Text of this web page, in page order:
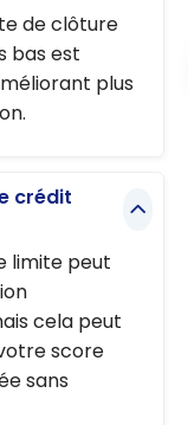
de clôture
bas est
plus
crédit
limite peut
cela peut
score
sans